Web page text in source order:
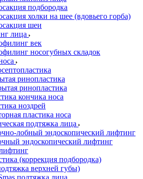
подбородка
холки на шее (вдовьего горба)
шеи
лица
век
носогубных складок
ринопластика
ринопластика
кончика носа
ноздрей
пластика носа
подтяжка лица
лобный эндоскопический лифтинг
эндоскопический лифтинг
(коррекция подбородка)
верхней губы)
подтяжка лица